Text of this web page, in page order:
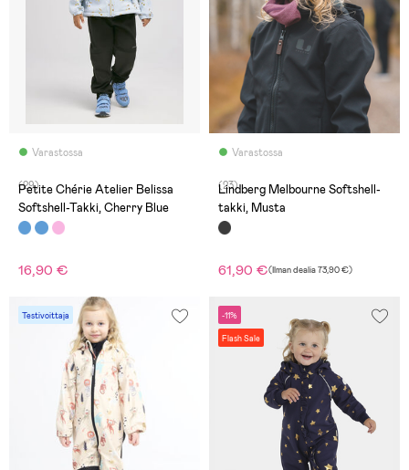
Varastossa
(29)
Petite Chérie Atelier Belissa
Softshell-Takki, Cherry Blue
16,90 €
Varastossa
(23)
Lindberg Melbourne Softshell-
takki, Musta
61,90 €(Ilman dealia73,90 €)
Testivoittaja -11%
Flash Sale